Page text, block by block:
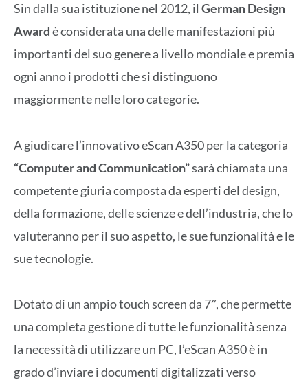
Sin dalla sua istituzione nel 2012, il German Design
Awardè considerata una delle manifestazioni più
importanti del suo genere a livello mondiale e premia
ogni anno i prodotti che si distinguono
maggiormente nelle loro categorie.
A giudicare l’innovativo eScan A350 per la categoria
“Computer and Communication”sarà chiamata una
competente giuria composta da esperti del design,
della formazione, delle scienze e dell’industria, che lo
valuteranno per il suo aspetto, le sue funzionalità e le
sue tecnologie.
Dotato di un ampio touch screen da 7″, che permette
una completa gestione di tutte le funzionalità senza
la necessità di utilizzare un PC, l’eScan A350 è in
grado d’inviare i documenti digitalizzati verso